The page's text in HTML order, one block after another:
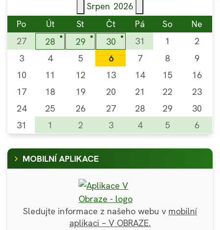
Srpen 2026
Po
Út St Čt Pá So
Ne
27
28 29 30 31 1
2
3
4 5 6 7 8
9
10
11 12 13 14 15
16
17
18 19 20 21 22
23
24
25 26 27 28 29
30
31
1 2 3 4 5 6
MOBILNÍ APLIKACE
Sledujte informace z našeho webu v mobilní
aplikaci – V OBRAZE.